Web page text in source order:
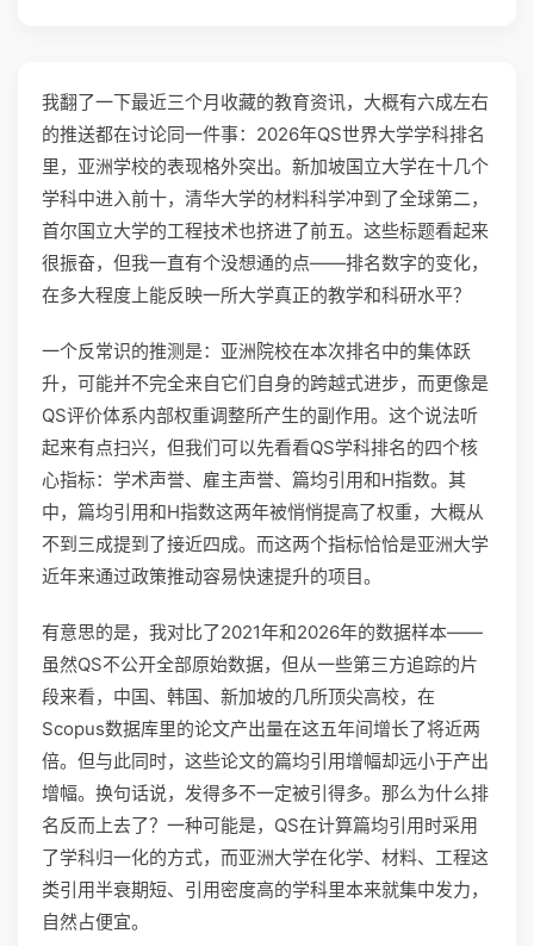
我翻了一下最近三个月收藏的教育资讯，大概有六成左右
的推送都在讨论同一件事：2026年QS世界大学学科排名
里，亚洲学校的表现格外突出。新加坡国立大学在十几个
学科中进入前十，清华大学的材料科学冲到了全球第二，
首尔国立大学的工程技术也挤进了前五。这些标题看起来
很振奋，但我一直有个没想通的点——排名数字的变化，
在多大程度上能反映一所大学真正的教学和科研水平？
一个反常识的推测是：亚洲院校在本次排名中的集体跃
升，可能并不完全来自它们自身的跨越式进步，而更像是
QS评价体系内部权重调整所产生的副作用。这个说法听
起来有点扫兴，但我们可以先看看QS学科排名的四个核
心指标：学术声誉、雇主声誉、篇均引用和H指数。其
中，篇均引用和H指数这两年被悄悄提高了权重，大概从
不到三成提到了接近四成。而这两个指标恰恰是亚洲大学
近年来通过政策推动容易快速提升的项目。
有意思的是，我对比了2021年和2026年的数据样本——
虽然QS不公开全部原始数据，但从一些第三方追踪的片
段来看，中国、韩国、新加坡的几所顶尖高校，在
Scopus数据库里的论文产出量在这五年间增长了将近两
倍。但与此同时，这些论文的篇均引用增幅却远小于产出
增幅。换句话说，发得多不一定被引得多。那么为什么排
名反而上去了？一种可能是，QS在计算篇均引用时采用
了学科归一化的方式，而亚洲大学在化学、材料、工程这
类引用半衰期短、引用密度高的学科里本来就集中发力，
自然占便宜。